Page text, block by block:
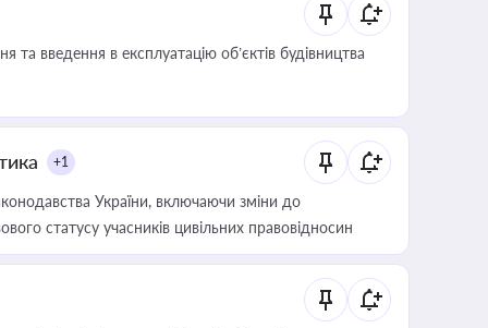
введення в експлуатацію об’єктів будівництва
+1
України, включаючи зміни до
статусу учасників цивільних правовідносин